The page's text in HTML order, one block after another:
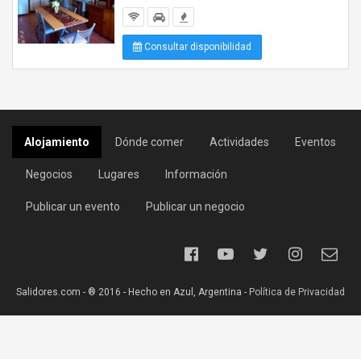
Consultar disponibilidad
Alojamiento Dónde comer Actividades Eventos
Negocios Lugares Información
Publicar un evento Publicar un negocio
Salidores.com - ® 2016 - Hecho en Azul, Argentina - Política de Privacidad